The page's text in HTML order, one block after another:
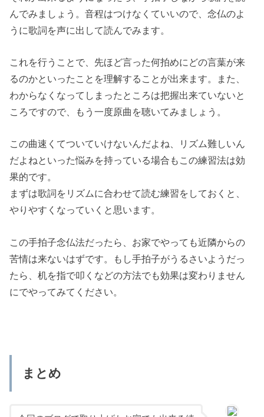
んでみましょう。音程はつけなくていいので、念仏のよ
うに歌詞を声に出して読んでみます。
これを行うことで、先ほど言った何拍めにどの言葉が来
るのかといったことを理解することが出来ます。また、
わからなくなってしまったところは把握出来ていないと
ころですので、もう一度原曲を聴いてみましょう。
この曲速くてついていけないんだよね、リズム難しいん
だよねといった悩みを持っている場合もこの練習法は効
果的です。
まずは歌詞をリズムに合わせて読む練習をしておくと、
やりやすくなっていくと思います。
この手拍子念仏法だったら、お家でやっても近隣からの
苦情は来ないはずです。もし手拍子がうるさいようだっ
たら、机を指で叩くなどの方法でも効果は変わりません
にでやってみてください。
まとめ